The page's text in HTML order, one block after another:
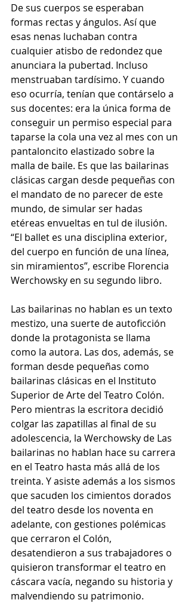
De sus cuerpos se esperaban
formas rectas y ángulos. Así que
esas nenas luchaban contra
cualquier atisbo de redondez que
anunciara la pubertad. Incluso
menstruaban tardísimo. Y cuando
eso ocurría, tenían que contárselo a
sus docentes: era la única forma de
conseguir un permiso especial para
taparse la cola una vez al mes con un
pantaloncito elastizado sobre la
malla de baile. Es que las bailarinas
clásicas cargan desde pequeñas con
el mandato de no parecer de este
mundo, de simular ser hadas
etéreas envueltas en tul de ilusión.
“El ballet es una disciplina exterior,
del cuerpo en función de una línea,
sin miramientos”, escribe Florencia
Werchowsky en su segundo libro.
Las bailarinas no hablan es un texto
mestizo, una suerte de autoficción
donde la protagonista se llama
como la autora. Las dos, además, se
forman desde pequeñas como
bailarinas clásicas en el Instituto
Superior de Arte del Teatro Colón.
Pero mientras la escritora decidió
colgar las zapatillas al final de su
adolescencia, la Werchowsky de Las
bailarinas no hablan hace su carrera
en el Teatro hasta más allá de los
treinta. Y asiste además a los sismos
que sacuden los cimientos dorados
del teatro desde los noventa en
adelante, con gestiones polémicas
que cerraron el Colón,
desatendieron a sus trabajadores o
quisieron transformar el teatro en
cáscara vacía, negando su historia y
malvendiendo su patrimonio.